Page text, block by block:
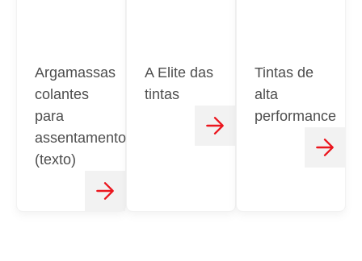
Argamassas
colantes
para
assentamento
(texto)
A Elite das
tintas
Tintas de
alta
performance